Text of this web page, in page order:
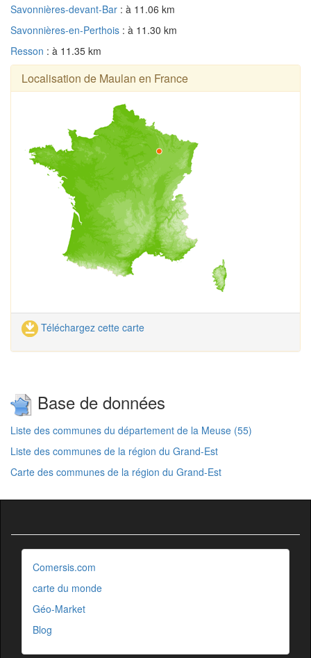
Savonnières-devant-Bar : à 11.06 km
Savonnières-en-Perthois : à 11.30 km
Resson : à 11.35 km
Localisation de Maulan en France
Téléchargez cette carte
Base de données
Liste des communes du département de la Meuse (55)
Liste des communes de la région du Grand-Est
Carte des communes de la région du Grand-Est
Comersis.com
carte du monde
Géo-Market
Blog